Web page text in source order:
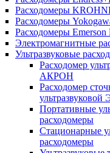
Расходомеры
Расходомеры
Расходомеры Emerson
Электромагнитные
Ультразвуковые
Расходомер
АКРОН
Расходомер
Портативные
расходомеры
Стационарные
расходомеры